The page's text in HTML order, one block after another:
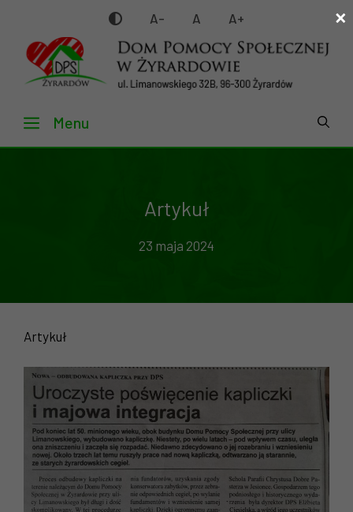
treści
A- A A+
Menu
Artykuł
23 maja 2024
Artykuł
×